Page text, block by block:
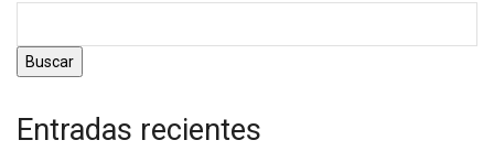
Buscar
Entradas recientes